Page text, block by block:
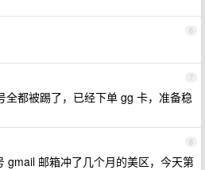
6
7
全都被踢了，已经下单 gg 卡，准备稳
8
gmail 邮箱冲了几个月的美区，今天第